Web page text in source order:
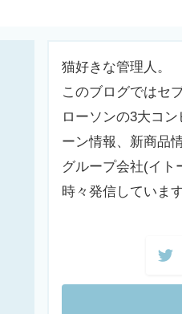
195kcal。
和素材のマリアージュ 「
ー＆きなこ」 9月1日(月)
リリース配信シェアNo.1｜PR